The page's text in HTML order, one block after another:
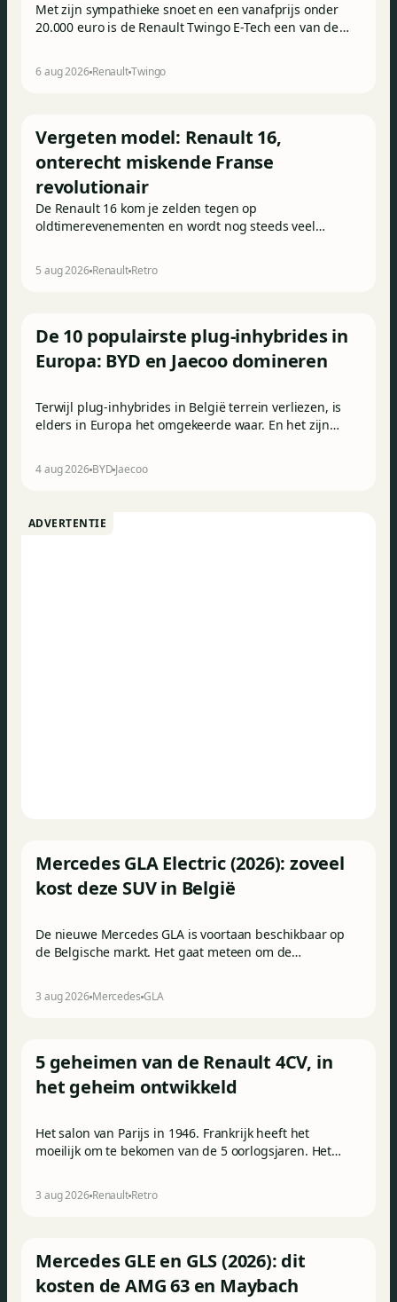
Met zijn sympathieke snoet en een vanafprijs onder
20.000 euro is de Renault Twingo E-Tech een van de
moment. Maar weet hij ook in de praktijk te
overtuigen? Dit zijn zijn belangrijkste sterke en
6 aug 2026RenaultTwingo
Vergeten model: Renault 16,
onterecht miskende Franse
revolutionair
De Renault 16 kom je zelden tegen op
oldtimerevenementen en wordt nog steeds veel
het hoofd gezien, maar toch was de 16 in 1965 een
absoluut uniek aanbod.
5 aug 2026RenaultRetro
De 10 populairste plug-inhybrides in
Europa: BYD en Jaecoo domineren
Terwijl plug-inhybrides in België terrein verliezen, is
elders in Europa het omgekeerde waar. En het zijn
Europese PHEV-inschrijvingen komt uit China.
4 aug 2026BYD Jaecoo
ADVERTENTIE
Mercedes GLA Electric (2026): zoveel
kost deze SUV in België
De nieuwe Mercedes GLA is voortaan beschikbaar op
de Belgische markt. Het gaat meteen om de
3 aug 2026Mercedes GLA
5 geheimen van de Renault 4CV, in
het geheim ontwikkeld
Het salon van Parijs in 1946. Frankrijk heeft het
moeilijk om te bekomen van de 5 oorlogsjaren. Het
geruïneerd en de economie ligt plat. Toch is de
moraal goed op de Renault-stand, waar men de
3 aug 2026RenaultRetro
Mercedes GLE en GLS (2026): dit
kosten de AMG 63 en Maybach